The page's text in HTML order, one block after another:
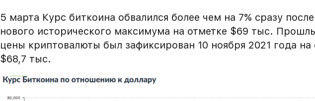
5 марта Курс биткоина обвалился более чем на 7% сразу
нового исторического максимума на отметке $69 тыс.
цены криптовалюты был зафиксирован 10 ноября 2021 года на
$68,7 тыс.